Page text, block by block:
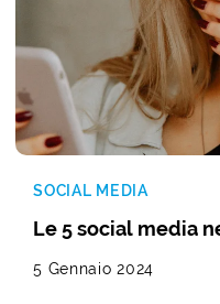
SOCIAL MEDIA
Le 5 social media
5 Gennaio 2024